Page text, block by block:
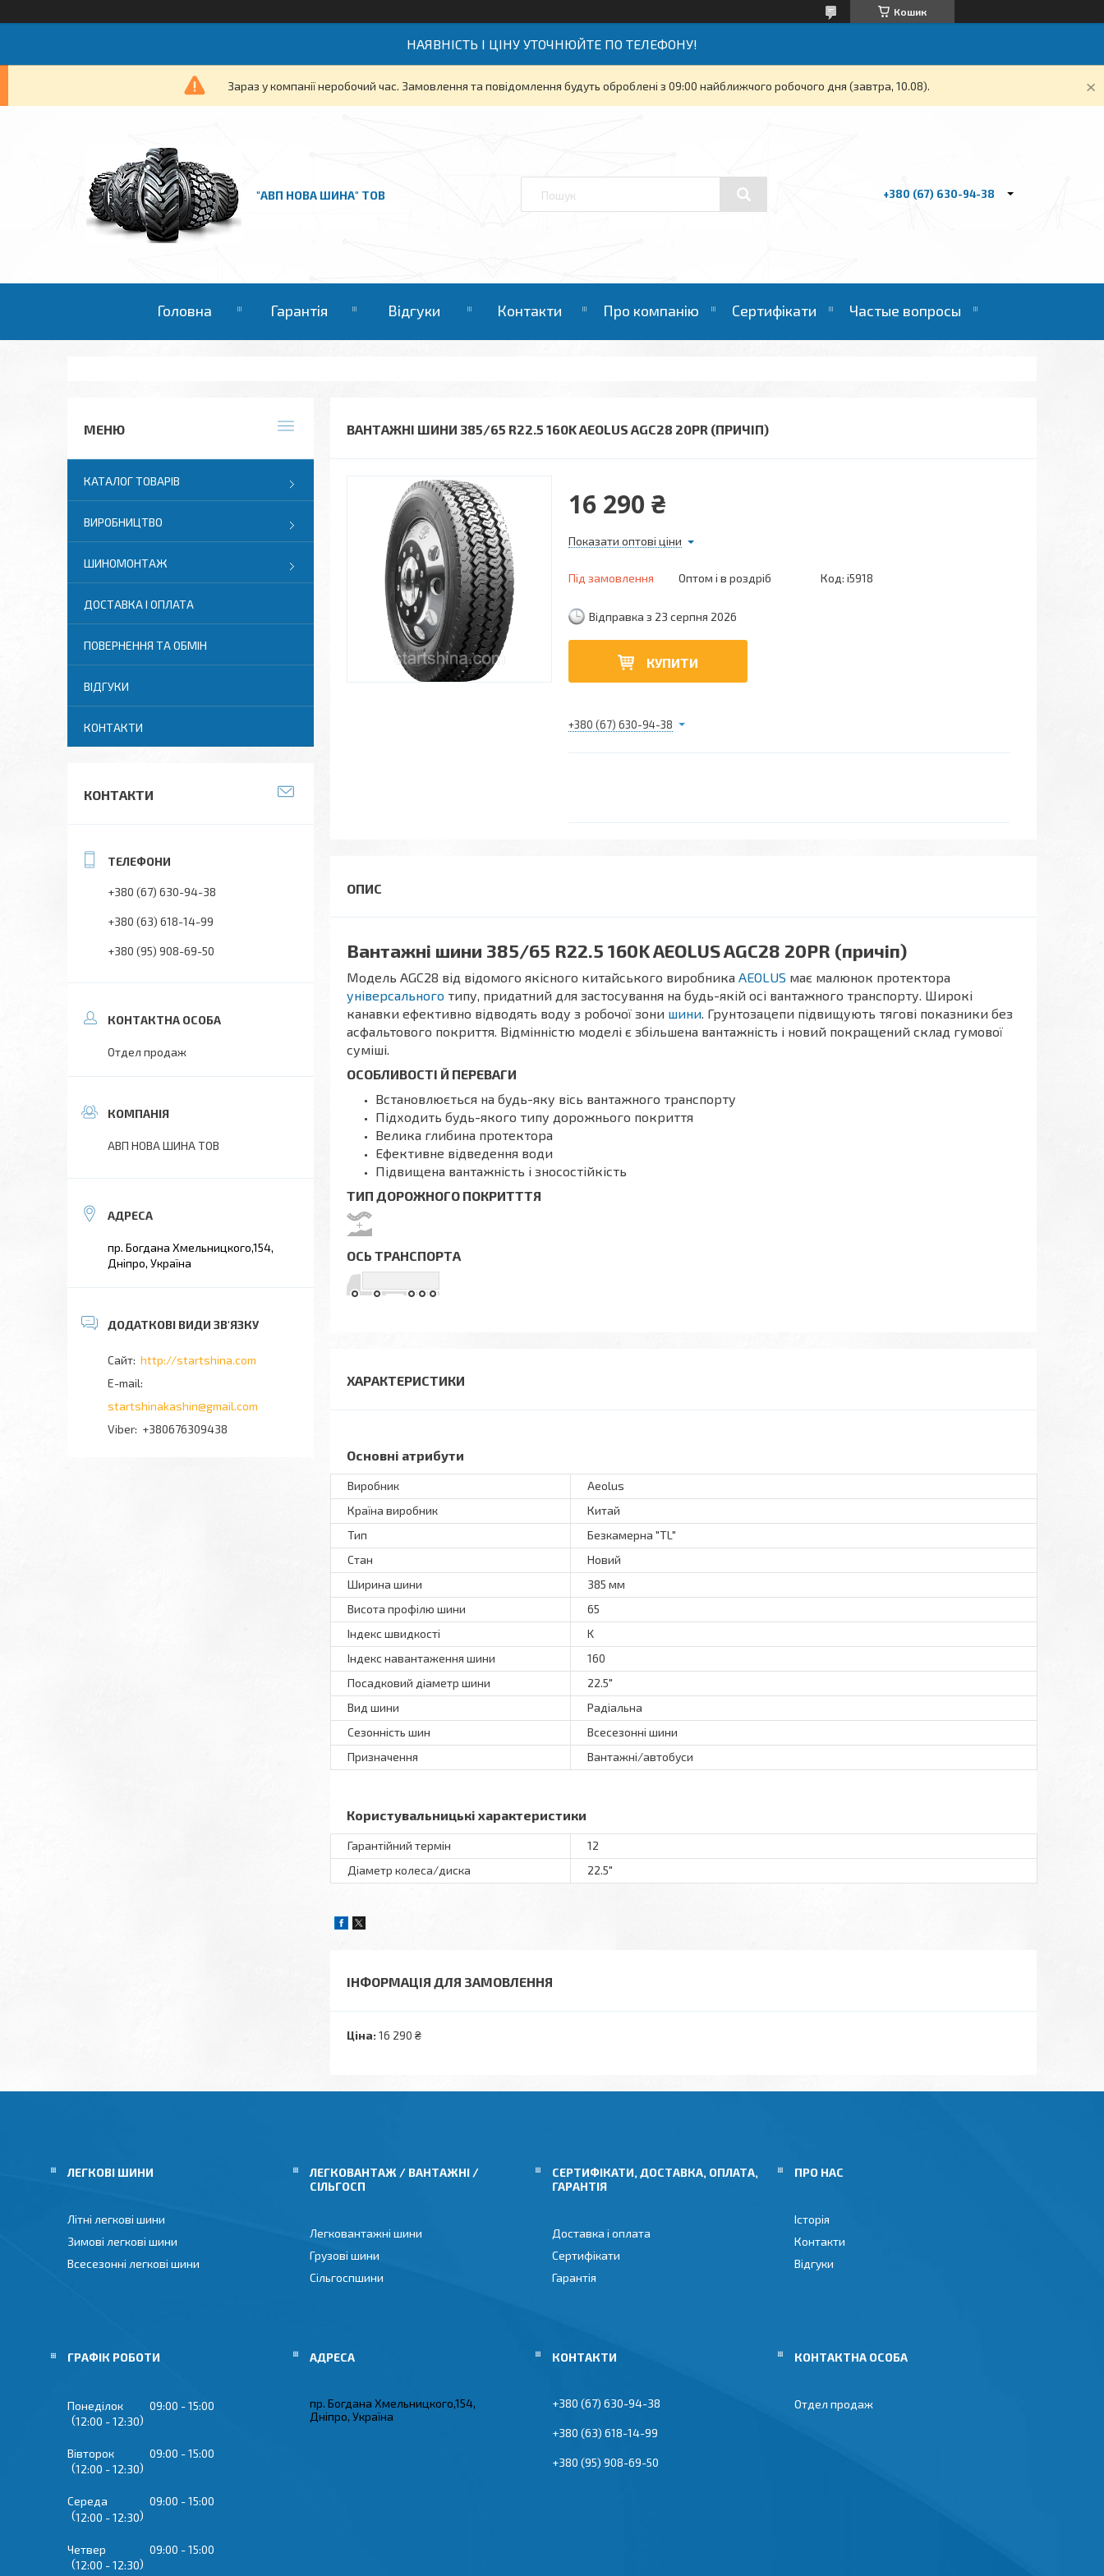
Кошик
НАЯВНІСТЬ І ЦІНУ УТОЧНЮЙТЕ ПО ТЕЛЕФОНУ!
Зараз у компанії неробочий час. Замовлення та повідомлення будуть оброблені з 09:00 найближчого робочого дня (завтра, 10.08).
"АВП НОВА ШИНА" ТОВ +380 (67) 630-94-38
Головна Гарантія Відгуки Контакти Про компанію Сертифікати Частые вопросы
ВАНТАЖНІ ШИНИ 385/65 R22.5 160K AEOLUS AGC28 20PR (ПРИЧІП)
16 290 ₴
Показати оптові ціни
Під замовлення Оптом і в роздріб Код: i5918
Відправка з 23 серпня 2026
КУПИТИ
+380 (67) 630-94-38
Вантажні шини 385/65 R22.5 160K AEOLUS AGC28 20PR (причіп)
Модель AGC28 від відомого якісного китайського виробника AEOLUS має малюнок протектора
універсального типу, придатний для застосування на будь-якій осі вантажного транспорту. Широкі
канавки ефективно відводять воду з робочої зони шини. Грунтозацепи підвищують тягові показники без
асфальтового покриття. Відмінністю моделі є збільшена вантажність і новий покращений склад гумової
суміші.
ОСОБЛИВОСТІ Й ПЕРЕВАГИ
Встановлюється на будь-яку вісь вантажного транспорту
Підходить будь-якого типу дорожнього покриття
Велика глибина протектора
Ефективне відведення води
Підвищена вантажність і зносостійкість
ТИП ДОРОЖНОГО ПОКРИТТТЯ
ОСЬ ТРАНСПОРТА
ХАРАКТЕРИСТИКИ
Основні атрибути
Виробник
Aeolus
Країна виробник
Китай
Тип
Безкамерна "TL"
Стан
Новий
Ширина шини
385 мм
Висота профілю шини
65
Індекс швидкості
K
Індекс навантаження шини
160
Посадковий діаметр шини
22.5"
Вид шини
Радіальна
Сезонність шин
Всесезонні шини
Призначення
Вантажні/автобуси
Користувальницькі характеристики
Гарантійний термін
12
Діаметр колеса/диска
22.5"
ІНФОРМАЦІЯ ДЛЯ ЗАМОВЛЕННЯ
Ціна: 16 290 ₴
КАТАЛОГ ТОВАРІВ
ВИРОБНИЦТВО
ШИНОМОНТАЖ
ДОСТАВКА І ОПЛАТА
ПОВЕРНЕННЯ ТА ОБМІН
ВІДГУКИ
КОНТАКТИ
КОНТАКТИ
+380 (67) 630-94-38
+380 (63) 618-14-99
+380 (95) 908-69-50
Отдел продаж
АВП НОВА ШИНА ТОВ
пр. Богдана Хмельницкого,154,
Дніпро, Україна
http://startshina.com
startshinakashin@gmail.com
+380676309438
ЛЕГКОВІ ШИНИ
Літні легкові шини
Зимові легкові шини
Всесезонні легкові шини
ЛЕГКОВАНТАЖ / ВАНТАЖНІ /
СІЛЬГОСП
Легковантажні шини
Грузові шини
Сільгоспшини
СЕРТИФІКАТИ, ДОСТАВКА, ОПЛАТА,
ГАРАНТІЯ
Доставка і оплата
Сертифікати
Гарантія
ПРО НАС
Історія
Контакти
Відгуки
ГРАФІК РОБОТИ
Понеділок 09:00
15:00
12:00
12:30
Вівторок 09:00
15:00
12:00
12:30
Середа 09:00
15:00
12:00
12:30
Четвер 09:00
15:00
12:00
12:30
пр. Богдана Хмельницкого,154,
Дніпро, Україна
+380 (67) 630-94-38
+380 (63) 618-14-99
+380 (95) 908-69-50
Отдел продаж